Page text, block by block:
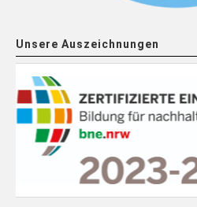
Unsere Auszeichnungen